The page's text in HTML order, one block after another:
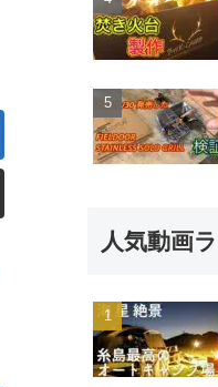
人気動画